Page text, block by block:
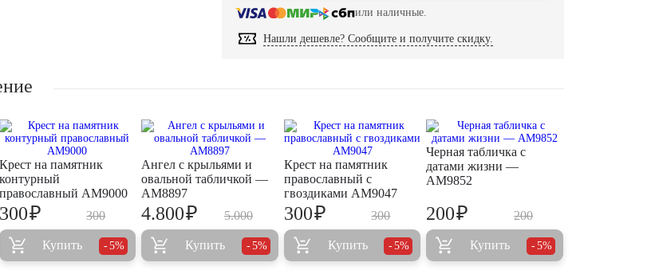
или наличные.
Нашли дешевле? Сообщите и получите скидку.
Крест на памятник
контурный
православный AM9000
300
300₽
Купить 5%
Ангел с крыльями и
овальной табличкой —
AM8897
5.000
4.800₽
Купить 5%
Крест на памятник
православный с
гвоздиками AM9047
300
300₽
Купить 5%
Черная табличка с
датами жизни —
AM9852
200
200₽
Купить 5%